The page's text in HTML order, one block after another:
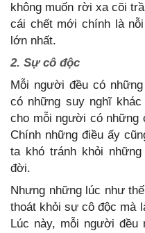
không muốn rời xa cõi
cái chết mới chính là
lớn nhất.
2. Sự cô độc
Mỗi người đều có
có những suy nghĩ
cho mỗi người có những
Chính những điều ấy
ta khó tránh khỏi
đời.
Nhưng những lúc như
thoát khỏi sự cô độc mà
Lúc này, mỗi người đều